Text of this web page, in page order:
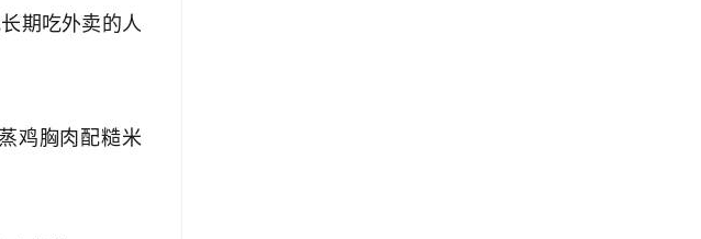
期吃外卖的人
鸡胸肉配糙米